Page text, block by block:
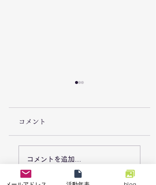
7/26「栃木県足利市で
豪雨災害による復旧支
コメント
コメントを追加…